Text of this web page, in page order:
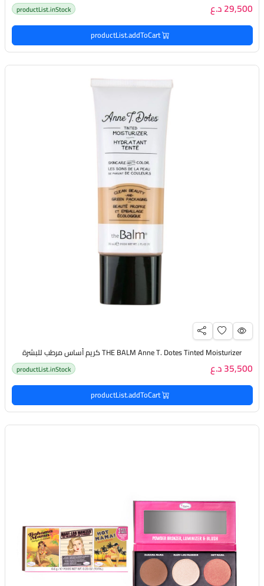
29,500 د.ع productList.inStock
productList.addToCart
THE BALM Anne T. Dotes Tinted Moisturizer كريم أساس مرطب للبشرة
35,500 د.ع productList.inStock
productList.addToCart